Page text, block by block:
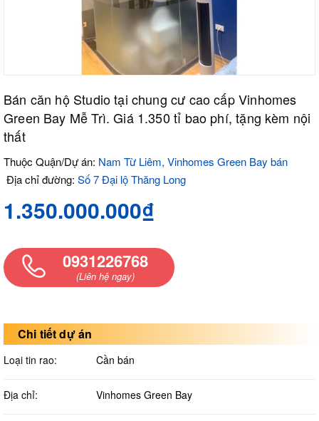
Bán căn hộ Studio tại chung cư cao cấp Vinhomes
Green Bay Mễ Trì. Giá 1.350 tỉ bao phí, tặng kèm nội
thất
Thuộc Quận/Dự án: Nam Từ Liêm, Vinhomes Green Bay bán
Địa chỉ đường: Số 7 Đại lộ Thăng Long
1.350.000.000₫
0931226768
(Liên hệ ngay)
Chi tiết dự án
Loại tin rao: Cần bán
Địa chỉ: Vinhomes Green Bay